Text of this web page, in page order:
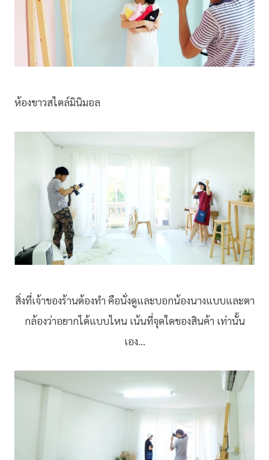
ห้องขาวสไตล์มินิมอล
สิ่งที่เจ้าของร้านต้องทำ คือนั่งดูและบอกน้องนางแบบและตา
กล้องว่าอยากได้แบบไหน เน้นที่จุดใดของสินค้า เท่านั้น
เอง…